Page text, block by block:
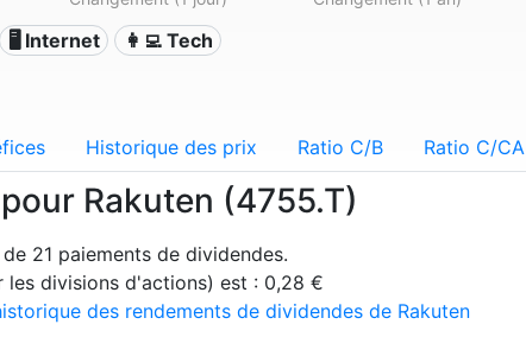
🖥️ Internet 👩‍💻 Tech
Historique des prix Ratio C/B Ratio C/CA
Rakuten (4755.T)
21 paiements de dividendes.
les divisions d'actions) est : 0,28 €
des rendements de dividendes de Rakuten